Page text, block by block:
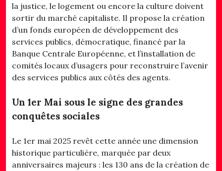
la justice, le logement ou encore la culture doivent
sortir du marché capitaliste. Il propose la création
d’un fonds européen de développement des
services publics, démocratique, financé par la
Banque Centrale Européenne, et l’installation de
comités locaux d’usagers pour reconstruire l’avenir
des services publics aux côtés des agents.
Un 1er Mai sous le signe des grandes
conquêtes sociales
Le 1er mai 2025 revêt cette année une dimension
historique particulière, marquée par deux
anniversaires majeurs : les 130 ans de la création de